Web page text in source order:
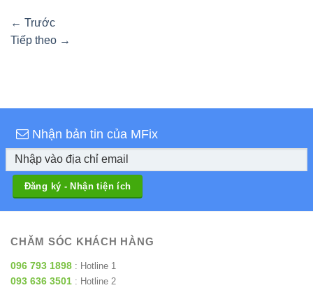
← Trước
Tiếp theo →
Nhận bản tin của MFix
CHĂM SÓC KHÁCH HÀNG
096 793 1898 : Hotline 1
093 636 3501 : Hotline 2